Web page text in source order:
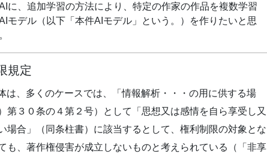
に、追加学習の方法により、特定の作家の作品を複数学習
モデル（以下「本件AIモデル」という。）を作りたいと思
規定
、多くのケースでは、「情報解析・・・の用に供する場
第３０条の４第２号）として「思想又は感情を自ら享受し又
場合」（同条柱書）に該当するとして、権利制限の対象とな
も、著作権侵害が成立しないものと考えられている（「非享